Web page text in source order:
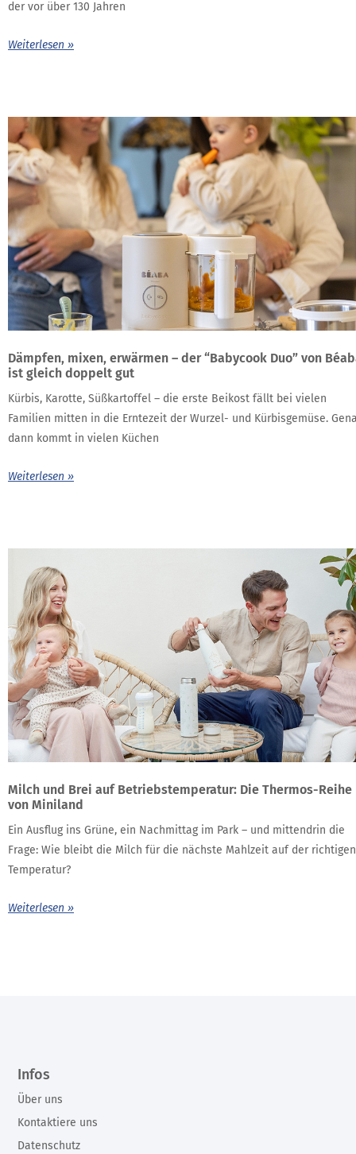
der vor über 130 Jahren
Weiterlesen »
Dämpfen, mixen, erwärmen – der “Babycook Duo” von
ist gleich doppelt gut
Kürbis, Karotte, Süßkartoffel – die erste Beikost fällt bei vielen
Familien mitten in die Erntezeit der Wurzel- und Kürbisgemüse.
dann kommt in vielen Küchen
Weiterlesen »
Milch und Brei auf Betriebstemperatur: Die Thermos-Reihe
von Miniland
Ein Ausflug ins Grüne, ein Nachmittag im Park – und mittendrin die
Frage: Wie bleibt die Milch für die nächste Mahlzeit auf der richtigen
Temperatur?
Weiterlesen »
Infos
Über uns
Kontaktiere uns
Datenschutz